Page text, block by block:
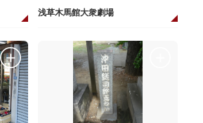
浅草木馬館大衆劇場